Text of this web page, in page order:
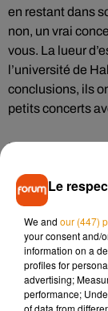
en restant dans
non, un vrai
vous. La lueur
l’université de
conclusions, ils
petits concerts
Et les résultats
possible
compteurs du
respecter
faibles »les
Première
public devra
être organisé et
Le
We and our (447)
your consent and/
information on a
profiles for
advertising;
performance;
of data from